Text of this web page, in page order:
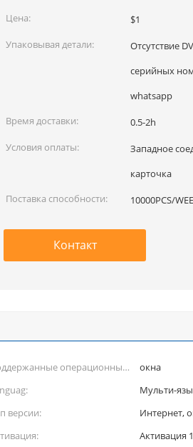
Цена:
$1
Упаковывая детали:
Отсутствие
серийных
whatsapp
Время доставки:
0.5-2h
Условия оплаты:
Западное
карточка
Поставка способности:
10000PCS/
Контакт
операционные
окна
Мульти-
версии:
Интернет,
Активация